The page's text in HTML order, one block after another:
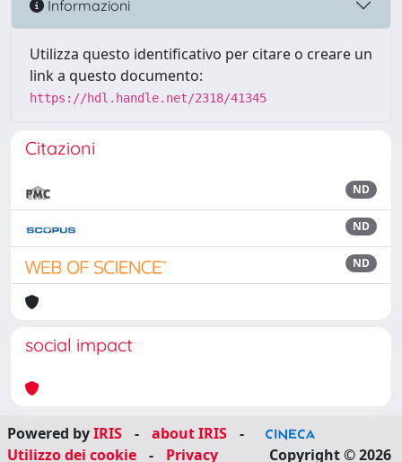
Informazioni
Utilizza questo identificativo per citare o creare un
link a questo documento:
https://hdl.handle.net/2318/41345
Citazioni
ND
ND
ND
social impact
Powered byIRIS - about IRIS
-
Utilizzo dei cookie
- Privacy Copyright © 2026